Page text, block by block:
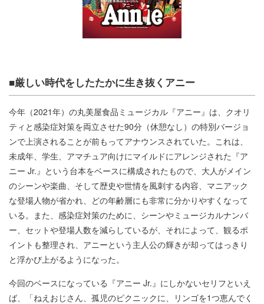
■厳しい時代をしたたかに生き抜くアニー
今年（2021年）の丸美屋食品ミュージカル『アニー』は、クオリ
ティと感染症対策を両立させた90分（休憩なし）の特別バージョ
ンで上演されることが前もってアナウンスされていた。これは、
未成年、学生、アマチュア向けにマイルドにアレンジされた『ア
ニー Jr.』という台本をベースに構成されたもので、大人がメイン
のシーンや楽曲、そして歴史や世情を風刺する内容、マニアック
な登場人物が省かれ、どの年齢層にも非常に分かりやすくなって
いる。また、感染症対策のために、シーンやミュージカルナンバ
ー、セットや登場人数を減らしているが、それによって、観るポ
イントも整理され、アニーという主人公の輝きが却ってはっきり
と浮かび上がるようになった。
今回のベースになっている『アニー Jr.』にしかないセリフといえ
ば、「ねえおじさん、孤児のピクニックに、リンゴを1つ恵んでく